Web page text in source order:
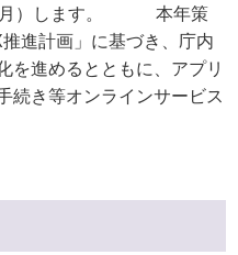
4月）します。 本年策
進計画」に基づき、庁内
を進めるとともに、アプリ
続き等オンラインサービス